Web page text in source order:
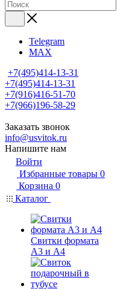
Telegram
MAX
+7(495)414-13-31
+7(495)414-13-31
+7(916)416-51-70
+7(966)196-58-29
Заказать звонок
info@usvitok.ru
Напишите нам
Войти
Избранные товары 0
Корзина 0
Каталог
Свитки формата
А3 и А4